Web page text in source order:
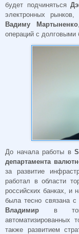
будет подчиняться
электронных
Вадиму Мартыненко
операций с долговыми
До начала работы в
департамента
за развитие
работал в области
российских банках, и
была тесно связана с
Владимир в том
автоматизированных
также развитием